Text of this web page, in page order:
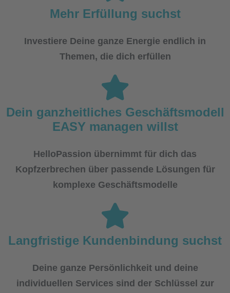
Mehr Erfüllung suchst
Investiere Deine ganze Energie endlich in
Themen, die dich erfüllen
Dein ganzheitliches Geschäftsmodell
EASY managen willst
HelloPassion übernimmt für dich das
Kopfzerbrechen über passende Lösungen für
komplexe Geschäftsmodelle
Langfristige Kundenbindung suchst
Deine ganze Persönlichkeit und deine
individuellen Services sind der Schlüssel zur